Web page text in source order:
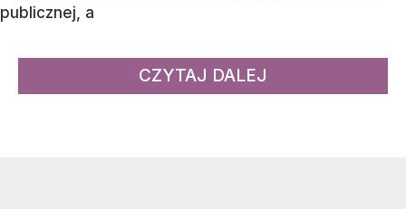
publicznej, a
CZYTAJ DALEJ